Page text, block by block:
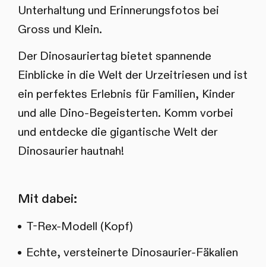
Unterhaltung und Erinnerungsfotos bei
Gross und Klein.
Der Dinosauriertag bietet spannende
Einblicke in die Welt der Urzeitriesen und ist
ein perfektes Erlebnis für Familien, Kinder
und alle Dino-Begeisterten. Komm vorbei
und entdecke die gigantische Welt der
Dinosaurier hautnah!
Mit dabei:
T-Rex-Modell (Kopf)
Echte, versteinerte Dinosaurier-Fäkalien